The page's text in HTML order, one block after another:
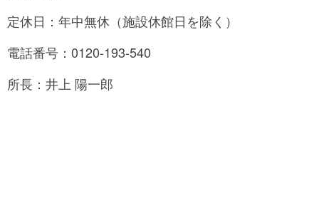
定休日：年中無休（施設休館日を除く）
電話番号：0120-193-540
所長：井上 陽一郎